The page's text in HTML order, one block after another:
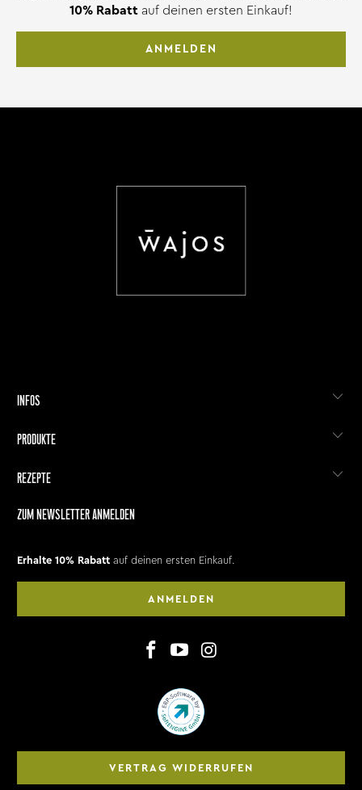
10% Rabatt auf deinen ersten Einkauf!
ANMELDEN
INFOS
PRODUKTE
REZEPTE
ZUM NEWSLETTER ANMELDEN
Erhalte 10% Rabatt auf deinen ersten Einkauf.
ANMELDEN
VERTRAG WIDERRUFEN